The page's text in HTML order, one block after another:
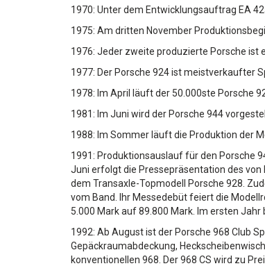
1970: Unter dem Entwicklungsauftrag EA
1975: Am dritten November
1976: Jeder zweite produzierte Porsche ist
1977: Der Porsche 924 ist meistverkaufter
1978: Im April läuft der 50.000ste Porsche
1981: Im Juni wird der Porsche 944
1988: Im Sommer läuft die Produktion der
1991: Produktionsauslauf für den Porsche
Juni erfolgt die Pressepräsentation des von
dem Transaxle-Topmodell Porsche 928.
vom Band. Ihr Messedebüt feiert die
5.000 Mark auf 89.800 Mark. Im ersten
1992: Ab August ist der Porsche 968 Club
Gepäckraumabdeckung,
konventionellen 968. Der 968 CS wird zu